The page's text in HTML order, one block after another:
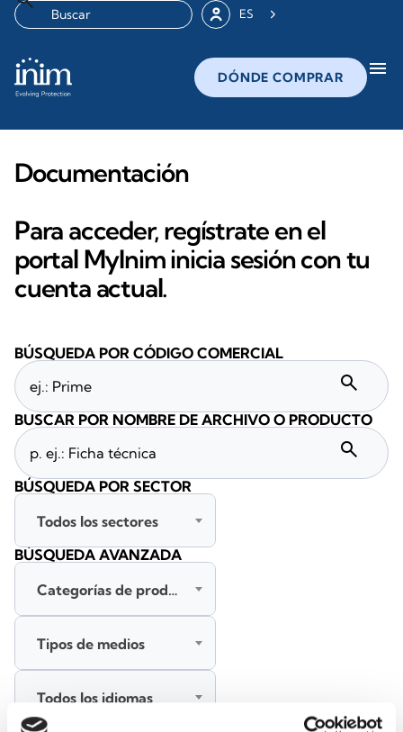
ES
DÓNDE COMPRAR menu
Documentación
Para acceder, regístrate en el
portal MyInim inicia sesión con tu
cuenta actual.
BÚSQUEDA POR CÓDIGO COMERCIAL
search
BUSCAR POR NOMBRE DE ARCHIVO O PRODUCTO
search
BÚSQUEDA POR SECTOR
Todos los sectores
BÚSQUEDA AVANZADA
Categorías de productos
Tipos de medios
Todos los idiomas